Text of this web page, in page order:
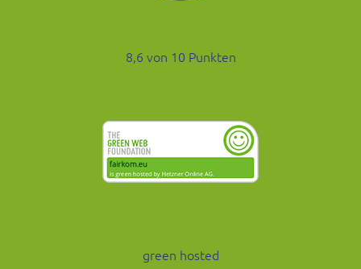
8,6 von 10 Punkten
green hosted